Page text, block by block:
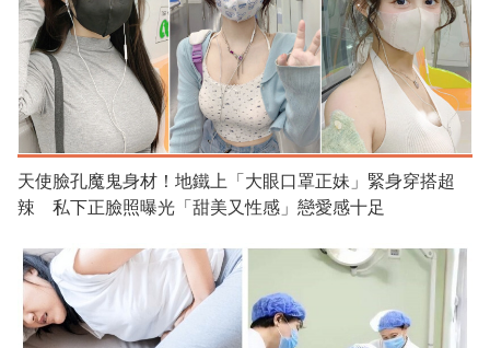
天使臉孔魔鬼身材！地鐵上「大眼口罩正妹」緊身穿搭超
辣 私下正臉照曝光「甜美又性感」戀愛感十足